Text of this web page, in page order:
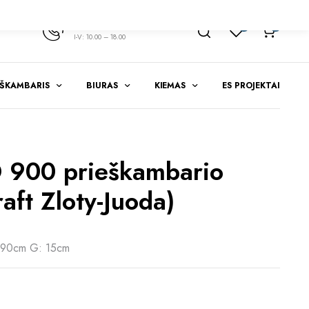
I-V: 10.00 – 18.00
BIURAS KIEMAS ES PROJEKTAI
900 prieškambario
Zloty-Juoda)
G: 15cm